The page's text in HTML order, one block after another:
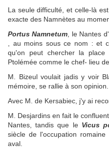
La seule difficulté, et celle-là
exacte des Namnètes au
Portus Namnetum , le Nantes
, au moins sous ce nom : et
qu'on peut chercher la place
Ptolémée comme le chef- lieu
M. Bizeul voulait jadis y voir
mémoire, se rallie à son opinion.
Avec M. de Kersabiec, j'y ai
M. Desjardins en fait le
Nantes, tandis que le Vicus
siècle de l'occupation
aval.